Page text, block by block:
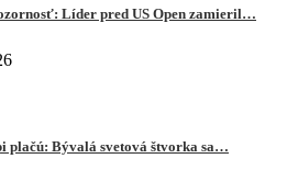
Líder pred US Open zamieril…
plačú: Bývalá svetová štvorka sa…